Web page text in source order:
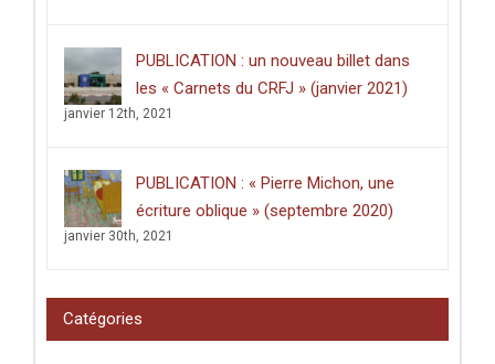
the
Sub-
Himalayan
Silk
(31
mars
2025)
PUBLICATION : un nouveau billet dans
les « Carnets du CRFJ » (janvier 2021)
janvier 12th, 2021
PUBLICATION : « Pierre Michon, une
écriture oblique » (septembre 2020)
janvier 30th, 2021
Catégories